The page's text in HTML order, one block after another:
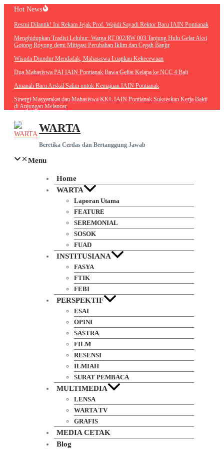
Lewati
konten
Hot News
Resmi Dilantik! Ini Rekam Jejak Prof. Wajidi Sayadi Rektor Baru IAIN
Menghidupkan Tradisi Leluhur: Warga RT 002/RW 003 Tanjung Hulu
Banjir
Wisuda Diundur Mendadak, Mahasiswa Luapkan Kekecewaan
Dua Mahasiswa PAI IAIN Pontianak Bawa Geliat Kelapa ke NCC 4 Bali
Amanah Baru Arskal Salim untuk Kemajuan IAIN Pontianak
Kerja Bakti di Anjungan Melancar
WARTA
Beretika Cerdas dan Bertanggung Jawab
Home
WARTA
Laporan Utama
FEATURE
SEREMONIAL
SOSOK
FUAD
INSTITUSIANA
FASYA
FTIK
FEBI
PERSPEKTIF
ESAI
OPINI
SASTRA
FILM
RESENSI
ILMIAH
SURAT PEMBACA
MULTIMEDIA
LENSA
WARTA TV
GRAFIS
MEDIA CETAK